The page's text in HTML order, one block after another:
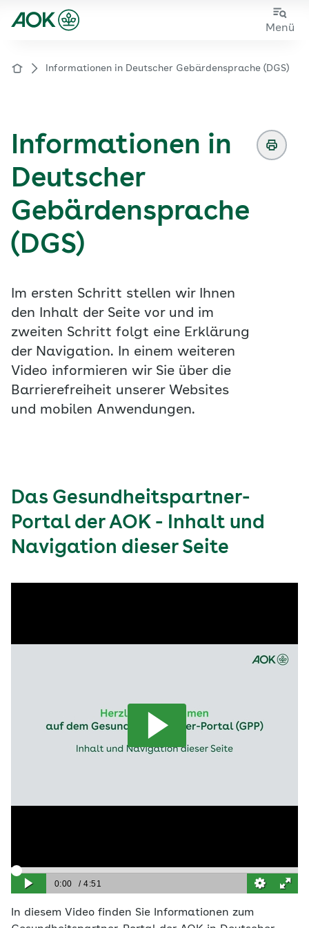
Zum
Zur
Menü
Zur Startseite von der Website aok.de/gp
Informationen in Deutscher Gebärdensprache (DGS)
Informationen in
Deutscher
Gebärdensprache
(DGS)
Im ersten Schritt stellen wir Ihnen
den Inhalt der Seite vor und im
zweiten Schritt folgt eine Erklärung
der Navigation. In einem weiteren
Video informieren wir Sie über die
Barrierefreiheit unserer Websites
und mobilen Anwendungen.
Das Gesundheitspartner-
Portal der AOK - Inhalt und
Navigation dieser Seite
In diesem Video finden Sie Informationen zum